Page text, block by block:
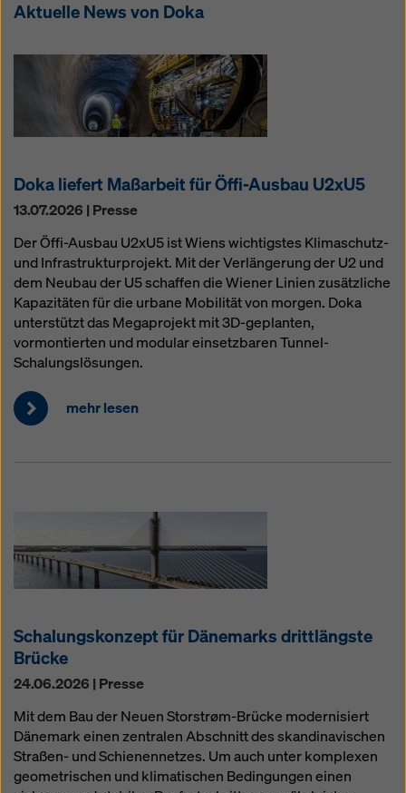
Aktuelle News von Doka
Doka liefert Maßarbeit für Öffi-Ausbau U2xU5
13.07.2026 | Presse
Der Öffi-Ausbau U2xU5 ist Wiens wichtigstes Klimaschutz-
und Infrastrukturprojekt. Mit der Verlängerung der U2 und
dem Neubau der U5 schaffen die Wiener Linien zusätzliche
Kapazitäten für die urbane Mobilität von morgen. Doka
unterstützt das Megaprojekt mit 3D-geplanten,
vormontierten und modular einsetzbaren Tunnel-
Schalungslösungen.
mehr lesen
Schalungskonzept für Dänemarks drittlängste
Brücke
24.06.2026 | Presse
Mit dem Bau der Neuen Storstrøm-Brücke modernisiert
Dänemark einen zentralen Abschnitt des skandinavischen
Straßen- und Schienennetzes. Um auch unter komplexen
geometrischen und klimatischen Bedingungen einen